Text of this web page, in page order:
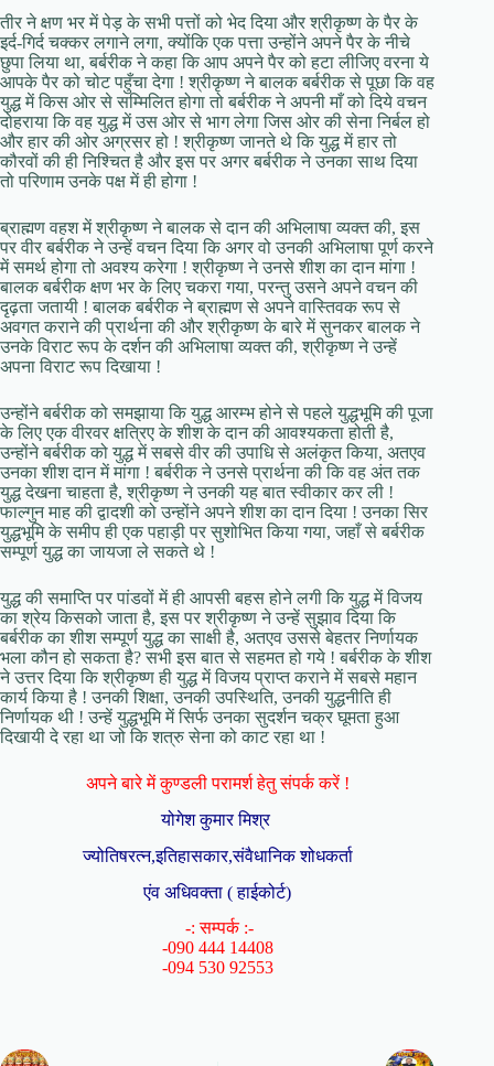
तीर ने क्षण भर में पेड़ के सभी पत्तों को भेद दिया और श्रीकृष्ण के पैर के
इर्द-गिर्द चक्कर लगाने लगा, क्योंकि एक पत्ता उन्होंने अपने पैर के नीचे
छुपा लिया था, बर्बरीक ने कहा कि आप अपने पैर को हटा लीजिए वरना ये
आपके पैर को चोट पहुँचा देगा ! श्रीकृष्ण ने बालक बर्बरीक से पूछा कि वह
युद्ध में किस ओर से सम्मिलित होगा तो बर्बरीक ने अपनी माँ को दिये वचन
दोहराया कि वह युद्ध में उस ओर से भाग लेगा जिस ओर की सेना निर्बल हो
और हार की ओर अग्रसर हो ! श्रीकृष्ण जानते थे कि युद्ध में हार तो
कौरवों की ही निश्चित है और इस पर अगर बर्बरीक ने उनका साथ दिया
तो परिणाम उनके पक्ष में ही होगा !
ब्राह्मण वहश में श्रीकृष्ण ने बालक से दान की अभिलाषा व्यक्त की, इस
पर वीर बर्बरीक ने उन्हें वचन दिया कि अगर वो उनकी अभिलाषा पूर्ण करने
में समर्थ होगा तो अवश्य करेगा ! श्रीकृष्ण ने उनसे शीश का दान मांगा !
बालक बर्बरीक क्षण भर के लिए चकरा गया, परन्तु उसने अपने वचन की
दृढ़ता जतायी ! बालक बर्बरीक ने ब्राह्मण से अपने वास्तिवक रूप से
अवगत कराने की प्रार्थना की और श्रीकृष्ण के बारे में सुनकर बालक ने
उनके विराट रूप के दर्शन की अभिलाषा व्यक्त की, श्रीकृष्ण ने उन्हें
अपना विराट रूप दिखाया !
उन्होंने बर्बरीक को समझाया कि युद्ध आरम्भ होने से पहले युद्धभूमि की पूजा
के लिए एक वीरवर क्षत्रिए के शीश के दान की आवश्यकता होती है,
उन्होंने बर्बरीक को युद्ध में सबसे वीर की उपाधि से अलंकृत किया, अतएव
उनका शीश दान में मांगा ! बर्बरीक ने उनसे प्रार्थना की कि वह अंत तक
युद्ध देखना चाहता है, श्रीकृष्ण ने उनकी यह बात स्वीकार कर ली !
फाल्गुन माह की द्वादशी को उन्होंने अपने शीश का दान दिया ! उनका सिर
युद्धभूमि के समीप ही एक पहाड़ी पर सुशोभित किया गया, जहाँ से बर्बरीक
सम्पूर्ण युद्ध का जायजा ले सकते थे !
युद्ध की समाप्ति पर पांडवों में ही आपसी बहस होने लगी कि युद्ध में विजय
का श्रेय किसको जाता है, इस पर श्रीकृष्ण ने उन्हें सुझाव दिया कि
बर्बरीक का शीश सम्पूर्ण युद्ध का साक्षी है, अतएव उससे बेहतर निर्णायक
भला कौन हो सकता है? सभी इस बात से सहमत हो गये ! बर्बरीक के शीश
ने उत्तर दिया कि श्रीकृष्ण ही युद्ध में विजय प्राप्त कराने में सबसे महान
कार्य किया है ! उनकी शिक्षा, उनकी उपस्थिति, उनकी युद्धनीति ही
निर्णायक थी ! उन्हें युद्धभूमि में सिर्फ उनका सुदर्शन चक्र घूमता हुआ
दिखायी दे रहा था जो कि शत्रु सेना को काट रहा था !
अपने बारे में कुण्डली परामर्श हेतु संपर्क करें !
योगेश कुमार मिश्र
ज्योतिषरत्न,इतिहासकार,संवैधानिक शोधकर्ता
एंव अधिवक्ता ( हाईकोर्ट)
-: सम्पर्क :-
-090 444 14408
-094 530 92553